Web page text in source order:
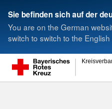
Sie befinden sich auf der
You are on the German
switch to switch to the